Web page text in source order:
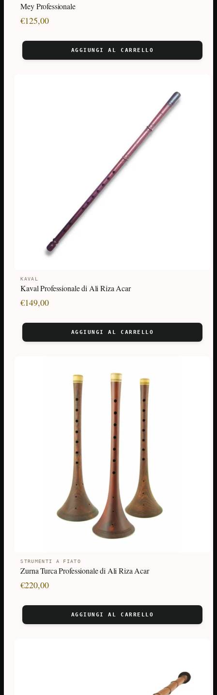
Mey Professionale
€125,00
AGGIUNGI AL CARRELLO
KAVAL
Kaval Professionale di Ali Riza Acar
€149,00
AGGIUNGI AL CARRELLO
STRUMENTI A FIATO
Zurna Turca Professionale di Ali Riza Acar
€220,00
AGGIUNGI AL CARRELLO